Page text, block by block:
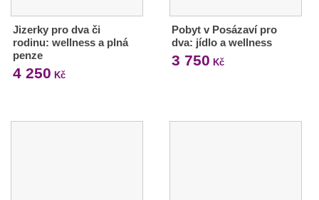
Jizerky pro dva či
rodinu: wellness a plná
penze
4 250 Kč
Pobyt v Posázaví pro
dva: jídlo a wellness
3 750 Kč